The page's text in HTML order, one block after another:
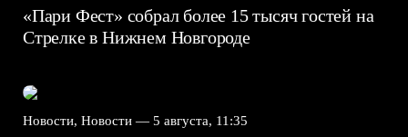
«Пари Фест» собрал более 15 тысяч гостей на
Стрелке в Нижнем Новгороде
Новости, Новости — 5 августа, 11:35